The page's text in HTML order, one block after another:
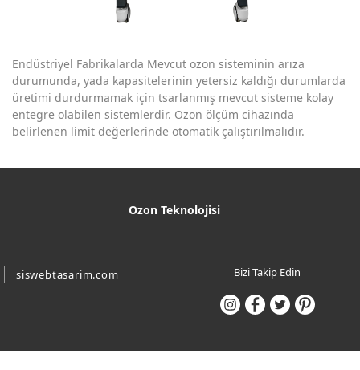
Endüstriyel Fabrikalarda Mevcut ozon sisteminin arıza
durumunda, yada kapasitelerinin yetersiz kaldığı durumlarda
üretimi durdurmamak için tsarlanmış mevcut sisteme kolay
entegre olabilen sistemlerdir. Ozon ölçüm cihazında
belirlenen limit değerlerinde otomatik çalıştırılmalıdır.
Ozon Teknolojisi
siswebtasarim.com Bizi Takip Edin